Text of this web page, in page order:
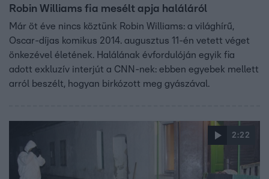
Robin Williams fia mesélt apja haláláról
Már öt éve nincs köztünk Robin Williams: a világhírű,
Oscar-díjas komikus 2014. augusztus 11-én vetett véget
önkezével életének. Halálának évfordulóján egyik fia
adott exkluzív interjút a CNN-nek: ebben egyebek mellett
arról beszélt, hogyan birkózott meg gyászával.
2:22